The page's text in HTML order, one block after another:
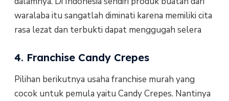
waralaba itu sangatlah diminati karena memiliki cita
rasa lezat dan terbukti dapat menggugah selera
4. Franchise Candy Crepes
Pilihan berikutnya usaha franchise murah yang
cocok untuk pemula yaitu Candy Crepes. Nantinya